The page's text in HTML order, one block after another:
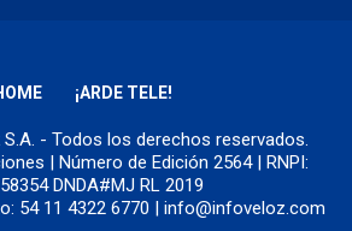
¡ARDE TELE!
- Todos los derechos reservados.
| Número de Edición 2564 | RNPI:
DNDA#MJ RL 2019
54 11 4322 6770 | info@infoveloz.com